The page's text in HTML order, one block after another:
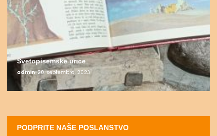
Svetopisemske urice
admin 20. septembra, 2023
PODPRITE NAŠE POSLANSTVO